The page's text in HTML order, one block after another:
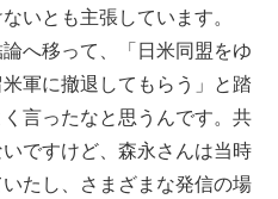
いとも主張しています。
へ移って、「日米同盟をゆ
軍に撤退してもらう」と踏
言ったなと思うんです。共
ですけど、森永さんは当時
たし、さまざまな発信の場